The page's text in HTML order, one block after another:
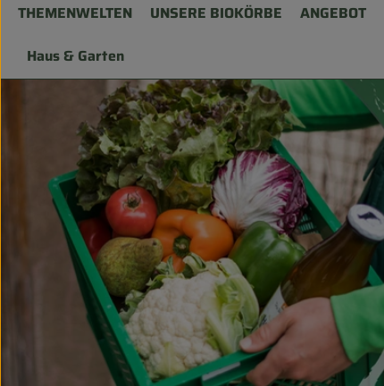
THEMENWELTEN UNSERE BIOKÖRBE ANGEBOT
Haus & Garten